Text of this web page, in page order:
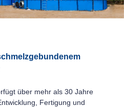
über mehr als 30 Jahre
Fertigung und